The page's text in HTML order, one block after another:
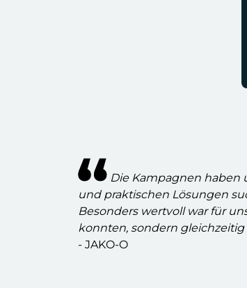
Die Kampagnen haben
und praktischen Lösungen
Besonders wertvoll war für
konnten, sondern
- JAKO-O